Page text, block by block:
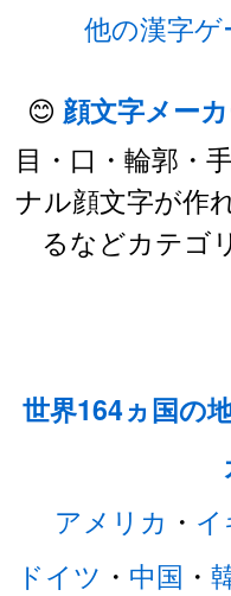
他の漢字
😊 顔文字メー
目・口・輪郭・
ナル顔文字が作
るなどカテゴ
世界164ヵ国の
アメリカ ・
ドイツ ・ 中国 ・